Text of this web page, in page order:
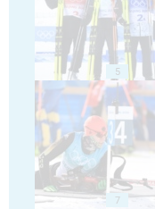
5
7